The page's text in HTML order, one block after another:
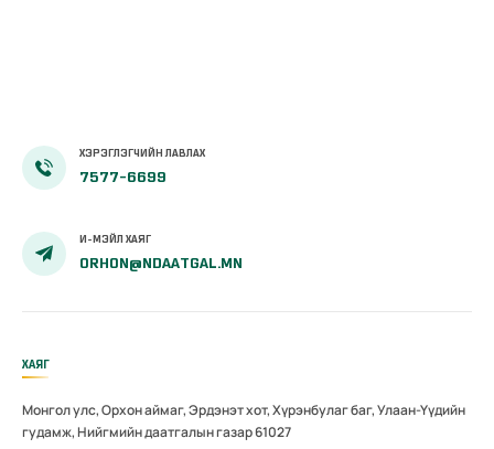
ХЭРЭГЛЭГЧИЙН ЛАВЛАХ
7577-6699
И-МЭЙЛ ХАЯГ
ORHON@NDAATGAL.MN
ХАЯГ
Монгол улс, Орхон аймаг, Эрдэнэт хот, Хүрэнбулаг баг, Улаан-Үүдийн
гудамж, Нийгмийн даатгалын газар 61027